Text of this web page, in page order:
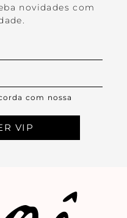
novidades com
com nossa
VIP